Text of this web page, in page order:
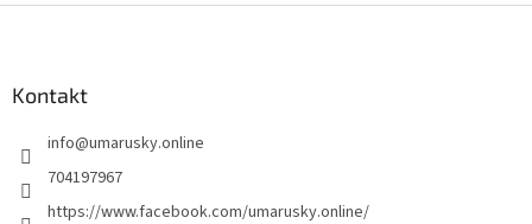
Kontakt
info@umarusky.online
704197967
https://www.facebook.com/umarusky.online/